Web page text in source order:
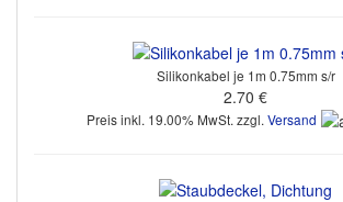
Silikonkabel je 1m 0.75mm s/r
2.70 €
Preis inkl. 19.00% MwSt. zzgl. Versand